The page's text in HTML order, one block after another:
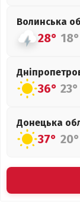
Волинська
28° 18°
36° 23°
Донецька
37° 20°